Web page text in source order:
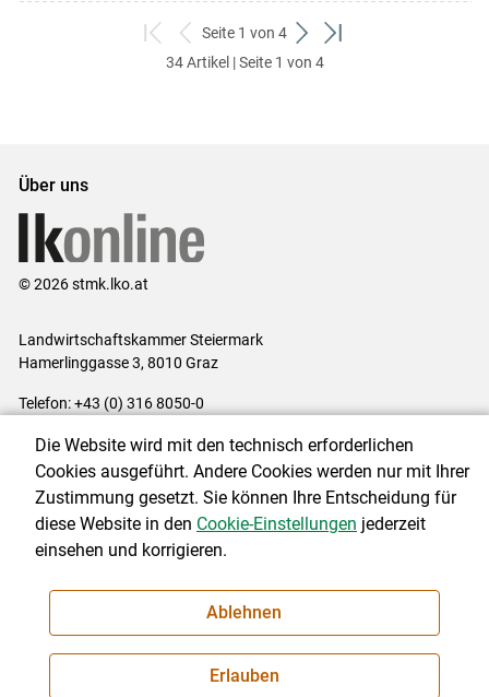
zum
ersten
zurück
zum
Seite 1 von 4
weiter
zum
zum
34 Artikel | Seite 1 von 4
Über uns
© 2026 stmk.lko.at
Landwirtschaftskammer Steiermark
Hamerlinggasse 3, 8010 Graz
Telefon: +43 (0) 316 8050-0
Impressum|Kontakt|Datenschutzerklärung|Barrierefreiheit|
Cookie-Einstellungen
NEWSLETTER
Die Website wird mit den technisch erforderlichen
Cookies ausgeführt. Andere Cookies werden nur mit Ihrer
Zustimmung gesetzt. Sie können Ihre Entscheidung für
diese Website in den Cookie-Einstellungen jederzeit
einsehen und korrigieren.
Ablehnen
Erlauben